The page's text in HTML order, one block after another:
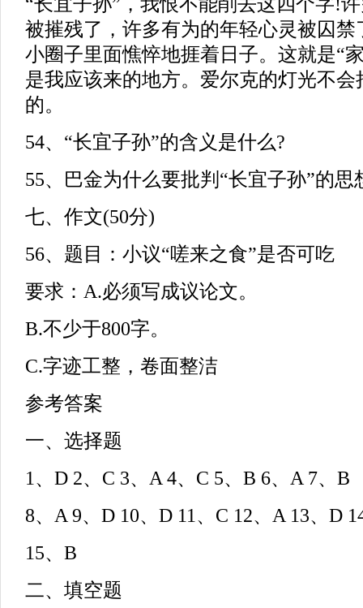
被摧残了，许多有为的年轻心灵被囚禁
小圈子里面憔悴地捱着日子。这就是“
是我应该来的地方。爱尔克的灯光不会
的。
54、“长宜子孙”的含义是什么?
55、巴金为什么要批判“长宜子孙”的思
七、作文(50分)
56、题目：小议“嗟来之食”是否可吃
要求：A.必须写成议论文。
B.不少于800字。
C.字迹工整，卷面整洁
参考答案
一、选择题
1、D 2、C 3、A 4、C 5、B 6、A 7、B
8、A 9、D 10、D 11、C 12、A 13、D
15、B
二、填空题